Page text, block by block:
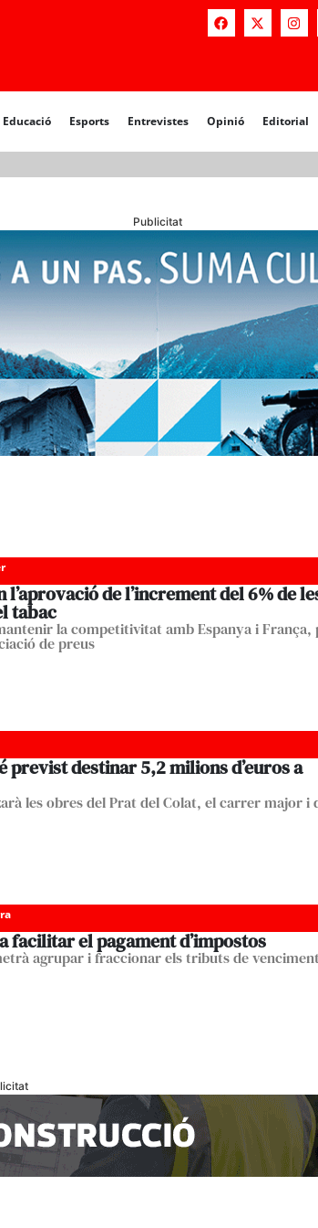
Educació Esports Entrevistes Opinió Editorial
Opinió Editorial
Publicitat
l’aprovació de l’increment del 6% de
tabac
la competitivitat amb Espanya i França,
de preus
previst destinar 5,2 milions d’euros a
les obres del Prat del Colat, el carrer major i
facilitar el pagament d’impostos
agrupar i fraccionar els tributs de venciment